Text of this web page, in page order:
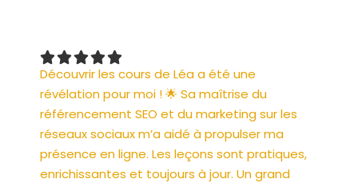
Découvrir les cours de Léa a été une
révélation pour moi ! 🌟 Sa maîtrise du
référencement SEO et du marketing sur les
réseaux sociaux m’a aidé à propulser ma
présence en ligne. Les leçons sont pratiques,
enrichissantes et toujours à jour. Un grand